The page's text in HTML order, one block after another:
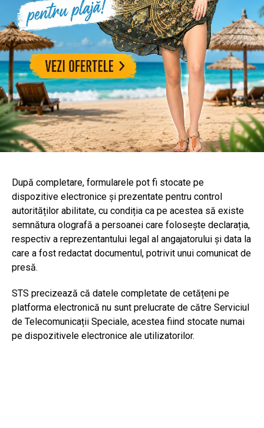
După completare, formularele pot fi stocate pe
dispozitive electronice și prezentate pentru control
autorităților abilitate, cu condiția ca pe acestea să existe
semnătura olografă a persoanei care folosește declarația,
respectiv a reprezentantului legal al angajatorului și data la
care a fost redactat documentul, potrivit unui comunicat de
presă.
STS precizează că datele completate de cetățeni pe
platforma electronică nu sunt prelucrate de către Serviciul
de Telecomunicații Speciale, acestea fiind stocate numai
pe dispozitivele electronice ale utilizatorilor.